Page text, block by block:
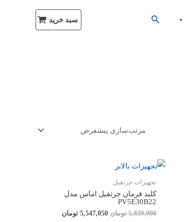
سبد خرید
تجهیزات جرثقیل
کلید فرمان جرثقیل اماس مدل
PV5E30B22
5,839,000 تومان 5,547,050 تومان